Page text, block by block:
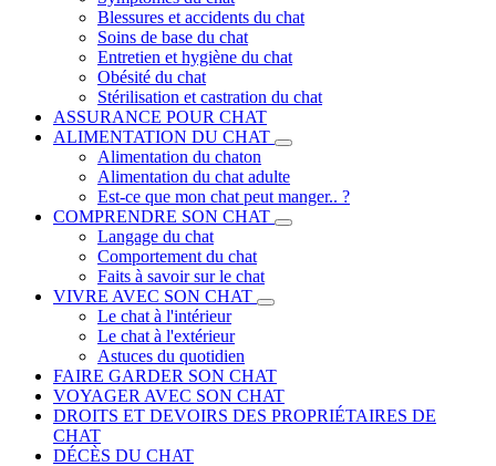
Blessures et accidents du chat
Soins de base du chat
Entretien et hygiène du chat
Obésité du chat
Stérilisation et castration du chat
ASSURANCE POUR CHAT
ALIMENTATION DU CHAT
Alimentation du chaton
Alimentation du chat adulte
Est-ce que mon chat peut manger.. ?
COMPRENDRE SON CHAT
Langage du chat
Comportement du chat
Faits à savoir sur le chat
VIVRE AVEC SON CHAT
Le chat à l'intérieur
Le chat à l'extérieur
Astuces du quotidien
FAIRE GARDER SON CHAT
VOYAGER AVEC SON CHAT
DROITS ET DEVOIRS DES PROPRIÉTAIRES DE
CHAT
DÉCÈS DU CHAT